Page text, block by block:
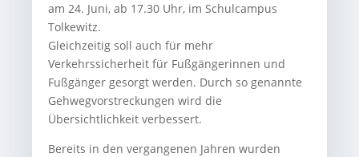
am 24. Juni, ab 17.30 Uhr, im Schulcampus
Tolkewitz.
Gleichzeitig soll auch für mehr
Verkehrssicherheit für Fußgängerinnen und
Fußgänger gesorgt werden. Durch so genannte
Gehwegvorstreckungen wird die
Übersichtlichkeit verbessert.
Bereits in den vergangenen Jahren wurden